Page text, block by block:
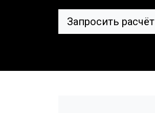
Запросить расчёт